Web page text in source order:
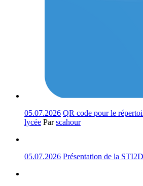
05.07.2026 QR code pour le
lycée Parscahour
05.07.2026 Présentation de la STI2D